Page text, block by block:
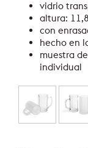
vidrio
altura:
con
hecho en
muestra
individual